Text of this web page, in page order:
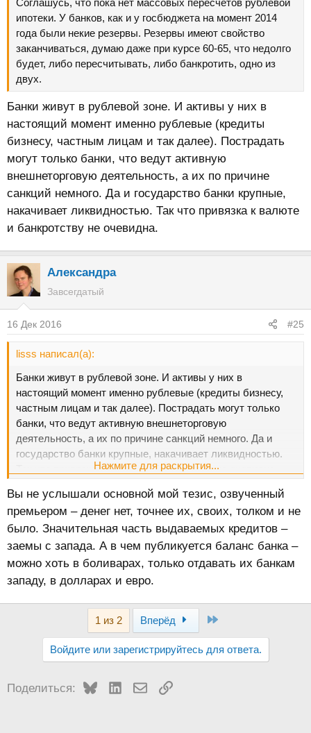
Соглашусь, что пока нет массовых пересчетов рублевой
ипотеки. У банков, как и у госбюджета на момент 2014
года были некие резервы. Резервы имеют свойство
заканчиваться, думаю даже при курсе 60-65, что недолго
будет, либо пересчитывать, либо банкротить, одно из
двух.
Банки живут в рублевой зоне. И активы у них в
настоящий момент именно рублевые (кредиты
бизнесу, частным лицам и так далее). Пострадать
могут только банки, что ведут активную
внешнеторговую деятельность, а их по причине
санкций немного. Да и государство банки крупные,
накачивает ликвидностью. Так что привязка к валюте
и банкротству не очевидна.
Александра
Завсегдатый
16 Дек 2016 #25
lisss написал(а):
Банки живут в рублевой зоне. И активы у них в
настоящий момент именно рублевые (кредиты бизнесу,
частным лицам и так далее). Пострадать могут только
банки, что ведут активную внешнеторговую
деятельность, а их по причине санкций немного. Да и
государство банки крупные, накачивает ликвидностью.
Так что привязка к валюте и банкротству не очевидна.
Нажмите для раскрытия...
Вы не услышали основной мой тезис, озвученный
премьером – денег нет, точнее их, своих, толком и не
было. Значительная часть выдаваемых кредитов –
заемы с запада. А в чем публикуется баланс банка –
можно хоть в боливарах, только отдавать их банкам
западу, в долларах и евро.
1 из 2 Вперёд
Войдите или зарегистрируйтесь для ответа.
Поделиться: BlueskyLinkedInЭлектронная почта
Ссылка